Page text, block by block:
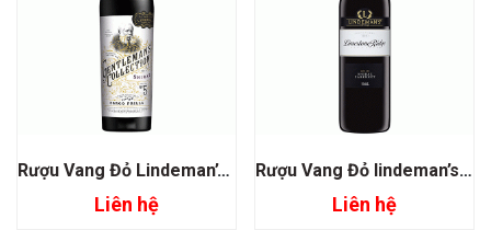
Rượu Vang Đỏ Lindeman’s Gentleman’s Collection Shiraz
Liên hệ
Rượu Vang Đỏ lindeman’s Trio Limestone Ridge Shiraz Cabernet
Liên hệ